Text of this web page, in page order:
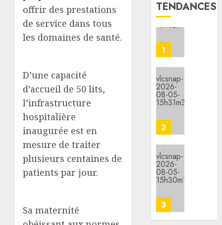
offrir des prestations
de service dans tous
les domaines de santé.
D’une capacité
d’accueil de 50 lits,
l’infrastructure
hospitalière
inaugurée est en
mesure de traiter
plusieurs centaines de
patients par jour.
Sa maternité
TENDANCES
séisme
risques
2
l’IGAD
3
et
4